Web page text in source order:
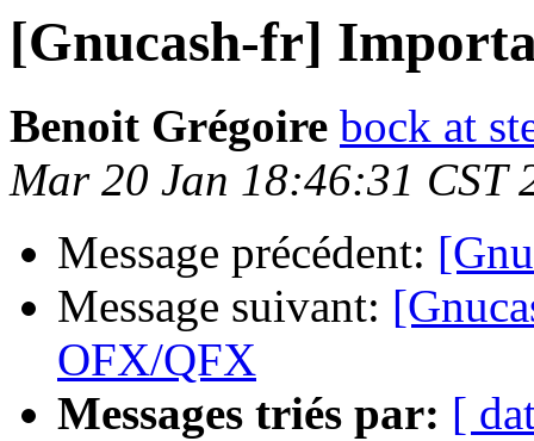
[Gnucash-fr]
Benoit Grégoire bock at
Mar 20 Jan 18:46:31 CST
Message précédent:
Message suivant:
OFX/QFX
Messages triés par: [